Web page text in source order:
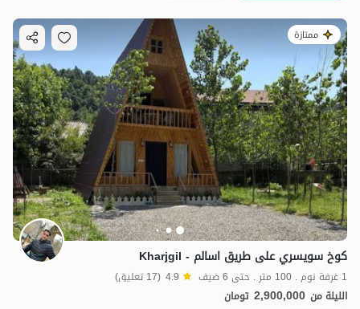
ممتازة
كوخ سويسري على طريق اسالم - Kharjgil
1 غرفة نوم . 100 متر . حتى 6 ضيف 4.9 (17 تعليق)
الليلة من 2,900,000 تومان